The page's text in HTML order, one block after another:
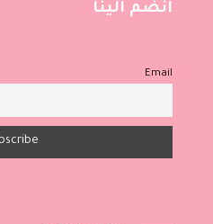
انضم الينا
Email